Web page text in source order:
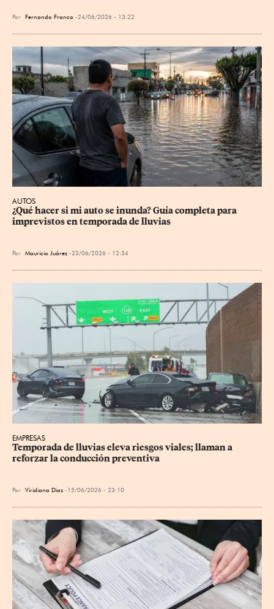
Por Fernando Franco 24/06/2026 - 13:22
AUTOS
¿Qué hacer si mi auto se inunda? Guía completa para
imprevistos en temporada de lluvias
Por Mauricio Juárez 23/06/2026 - 12:34
EMPRESAS
Temporada de lluvias eleva riesgos viales; llaman a
reforzar la conducción preventiva
Por Viridiana Diaz 15/06/2026 - 23:10